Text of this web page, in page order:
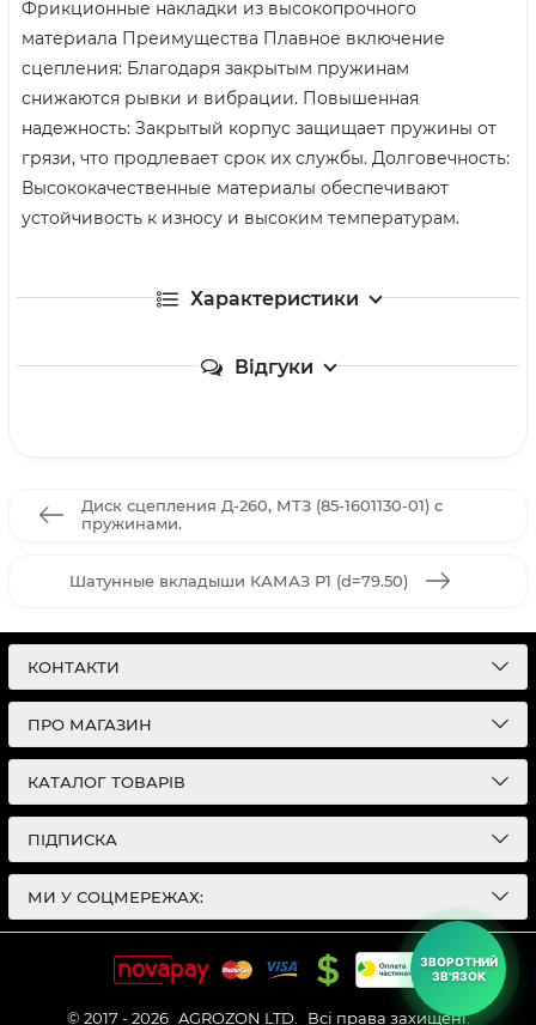
ЗВОРОТНИЙ
ЗВ'ЯЗОК
Фрикционные накладки из высокопрочного
материала Преимущества Плавное включение
сцепления: Благодаря закрытым пружинам
снижаются рывки и вибрации. Повышенная
надежность: Закрытый корпус защищает пружины от
грязи, что продлевает срок их службы. Долговечность:
Высококачественные материалы обеспечивают
устойчивость к износу и высоким температурам.
Характеристики
Відгуки
Диск сцепления Д-260, МТЗ (85-1601130-01) с
пружинами.
Шатунные вкладыши КАМАЗ Р1 (d=79.50)
КОНТАКТИ
ПРО МАГАЗИН
КАТАЛОГ ТОВАРІВ
ПІДПИСКА
МИ У СОЦМЕРЕЖАХ:
© 2017 - 2026 AGROZON LTD. Всі права захищені.